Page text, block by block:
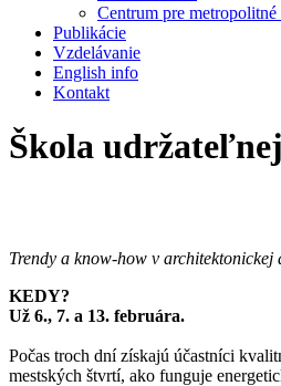
Centrum pre
Publikácie
Vzdelávanie
English info
Kontakt
Škola
Trendy a know-how v
KEDY?
Už 6., 7. a 13. februára.
Počas troch dní získajú účastníci
mestských štvrtí, ako funguje